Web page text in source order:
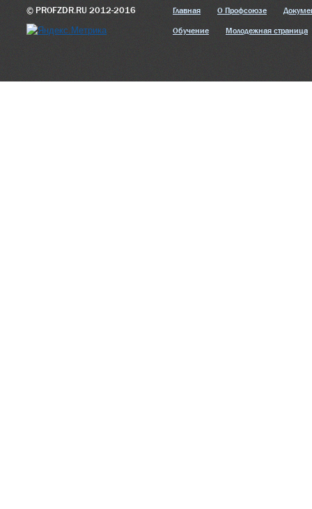
© PROFZDR.RU 2012-2016 Главная О Профсоюзе
Обучение Молодежная страница